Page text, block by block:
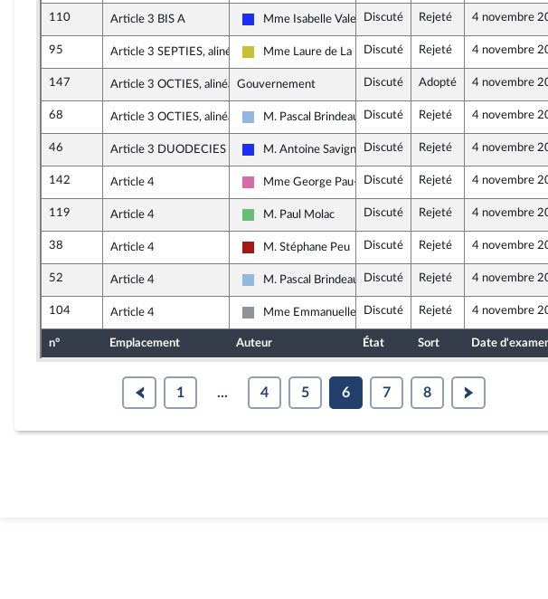
110 Article 3 BIS A
Les Républicains
Mme Isabelle ValentinDiscuté Rejeté 4 novembre
95 Article 3 SEPTIES, alinéa 2
Agir ensemble
Mme Laure de La Raudière
Discuté Rejeté 4 novembre
147 Article 3 OCTIES, alinéa 2Gouvernement Discuté Adopté 4 novembre
68 Article 3 OCTIES, alinéa 8
UDI et Indépendants
M. Pascal Brindeau Discuté Rejeté 4 novembre
46 Article 3 DUODECIES
Les Républicains
M. Antoine SavignatDiscuté Rejeté 4 novembre
142 Article 4
Socialistes et apparentés
Mme George Pau-Langevin
Discuté Rejeté 4 novembre
119 Article 4
Libertés et Territoires
M. Paul Molac Discuté Rejeté 4 novembre
38 Article 4
Gauche démocrate et républicaine
M. Stéphane Peu Discuté Rejeté 4 novembre
52 Article 4
UDI et Indépendants
M. Pascal Brindeau Discuté Rejeté 4 novembre
104 Article 4
Non inscrit
Mme Emmanuelle Ménard
Discuté Rejeté 4 novembre
n° Emplacement Auteur État Sort Date
1 ... 4 5 6 7 8